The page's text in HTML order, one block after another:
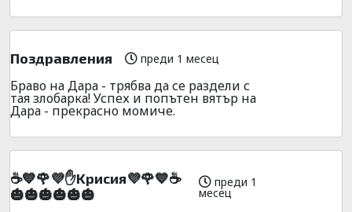
Поздравления преди 1 месец
Браво на Дара - трябва да се раздели с
тая злобарка! Успех и попътен вятър на
Дара - прекрасно момиче.
☕💙🌹💜✋Kpиcия💜🌹💙☕
🎃🎃🎃🎃🎃🎃
преди 1
месец